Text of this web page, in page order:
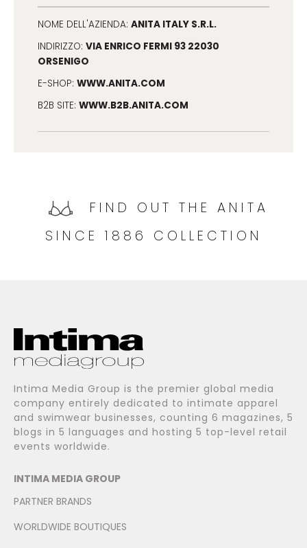
NOME DELL'AZIENDA: ANITA ITALY S.R.L.
INDIRIZZO: VIA ENRICO FERMI 93 22030
ORSENIGO
E-SHOP: WWW.ANITA.COM
B2B SITE: WWW.B2B.ANITA.COM
FIND OUT THE ANITA
SINCE 1886 COLLECTION
Intima Media Group is the premier global media
company entirely dedicated to intimate apparel
and swimwear businesses, counting 6 magazines, 5
blogs in 5 languages and hosting 5 top-level retail
events worldwide.
INTIMA MEDIA GROUP
PARTNER BRANDS
WORLDWIDE BOUTIQUES